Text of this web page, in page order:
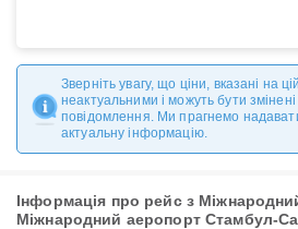
Зверніть увагу, що ціни, вказані на
неактуальними і можуть бути
повідомлення. Ми прагнемо
актуальну інформацію.
Інформація про рейс з
Міжнародний аеропорт Стамбул-